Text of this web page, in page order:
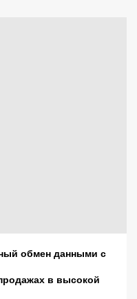
обмен данными с
в высокой